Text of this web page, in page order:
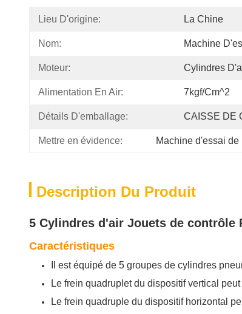
Lieu D'origine: La Chine
Nom: Machine
Moteur: Cylindres
Alimentation En Air: 7kgf/cm^2
Détails D'emballage: CAISSE DE
Mettre en évidence: Machine d'essai de
Description Du Produit
5 Cylindres d'air Jouets de contrôle
Caractéristiques
Il est équipé de 5 groupes de cylindres
Le frein quadruplet du dispositif vertical
Le frein quadruple du dispositif horizontal